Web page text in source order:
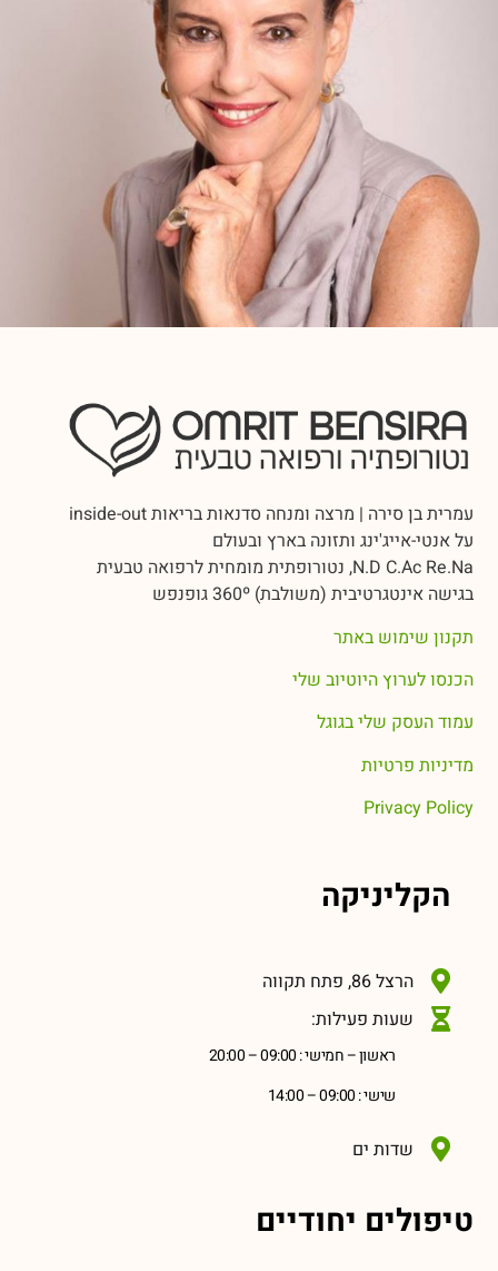
עמרית בן סירה | מרצה ומנחה סדנאות בריאות inside-out
על אנטי-אייג'ינג ותזונה בארץ ובעולם
N.D C.Ac Re.Na, נטורופתית מומחית לרפואה טבעית
בגישה אינטגרטיבית (משולבת) 360º גופנפש
תקנון שימוש באתר
הכנסו לערוץ היוטיוב שלי
עמוד העסק שלי בגוגל
מדיניות פרטיות
Privacy Policy
הקליניקה
הרצל 86, פתח תקווה
שעות פעילות:
ראשון – חמישי : 09:00 – 20:00
שישי : 09:00 – 14:00
שדות ים
טיפולים יחודיים